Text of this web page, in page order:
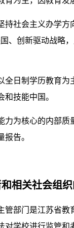
持社会主义办学
、创新驱动战略
全日制学历教育
技能中国。
力为核心的内部
告。
相关社会组
管部门是江苏省
对学校进行监管和